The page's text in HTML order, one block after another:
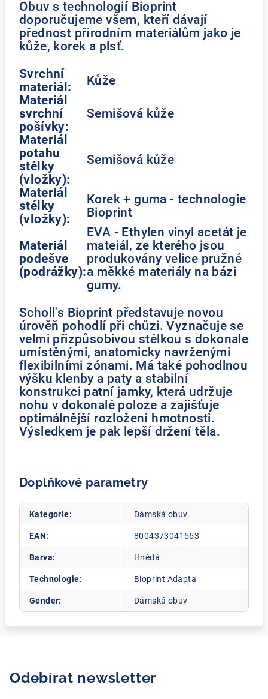
Obuv s technologií Bioprint
doporučujeme všem, kteří dávají
přednost přírodním materiálům jako je
kůže, korek a plsť.
Svrchní
materiál:
Kůže
Materiál
svrchní
pošívky:
Semišová kůže
Materiál
potahu
stélky
(vložky):
Semišová kůže
Materiál
stélky
(vložky):
Korek + guma - technologie
Bioprint
Materiál
podešve
(podrážky):
EVA - Ethylen vinyl acetát je
mateiál, ze kterého jsou
produkovány velice pružné
a měkké materiály na bázi
gumy.
Scholl's Bioprint představuje novou
úrověň pohodlí při chůzi. Vyznačuje se
velmi přizpůsobivou stélkou s dokonale
umístěnými, anatomicky navrženými
flexibilními zónami. Má také pohodlnou
výšku klenby a paty a stabilní
konstrukci patní jamky, která udržuje
nohu v dokonalé poloze a zajišťuje
optimálnější rozložení hmotnosti.
Výsledkem je pak lepší držení těla.
Doplňkové parametry
Kategorie: Dámská obuv
EAN: 8004373041563
Barva: Hnědá
Technologie: Bioprint Adapta
Gender: Dámská obuv
Odebírat newsletter